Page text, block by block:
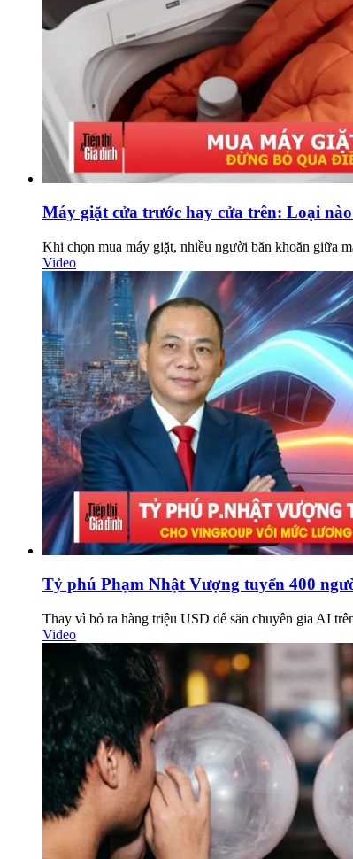
Máy giặt cửa trước hay cửa trên: Loại
Khi chọn mua máy giặt, nhiều người băn khoăn giữa
Video
Tỷ phú Phạm Nhật Vượng tuyển 400
Thay vì bỏ ra hàng triệu USD để săn chuyên gia AI
Video